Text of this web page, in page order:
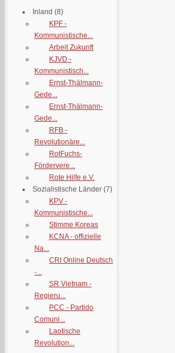
Inland (8)
KPF -
Kommunistische...
Arbeit Zukunft
KJVD -
Kommunistisch...
Ernst-Thälmann-
Gede...
Ernst-Thälmann-
Gede...
RFB -
Revolutionäre...
RotFuchs-
Fördervere...
Rote Hilfe e.V.
Sozialistische Länder (7)
KPV -
Kommunistische...
Stimme Koreas
KCNA - offizielle
Na...
CRI Online Deutsch
-...
SR Vietnam -
Regieru...
PCC - Partido
Comuni...
Laotische
Revolution...